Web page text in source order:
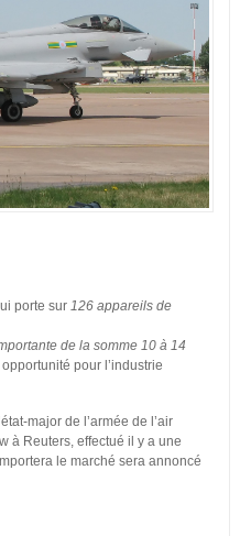
porte sur 126 appareils de
de la somme 10 à 14
pour l’industrie
major de l’armée de l’air
à Reuters, effectué il y a une
le marché sera annoncé